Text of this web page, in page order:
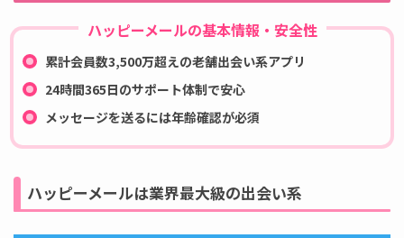
ハッピーメールの基本情報・安全性
累計会員数3,500万超えの老舗出会い系アプリ
24時間365日のサポート体制で安心
メッセージを送るには年齢確認が必須
ハッピーメールは業界最大級の出会い系